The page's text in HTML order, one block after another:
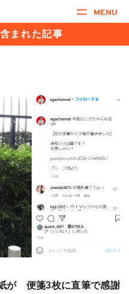
MENU
まれた記事
が 便箋3枚に直筆で感謝